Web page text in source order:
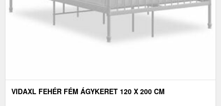
VIDAXL FEHÉR FÉM ÁGYKERET 120 X 200 CM